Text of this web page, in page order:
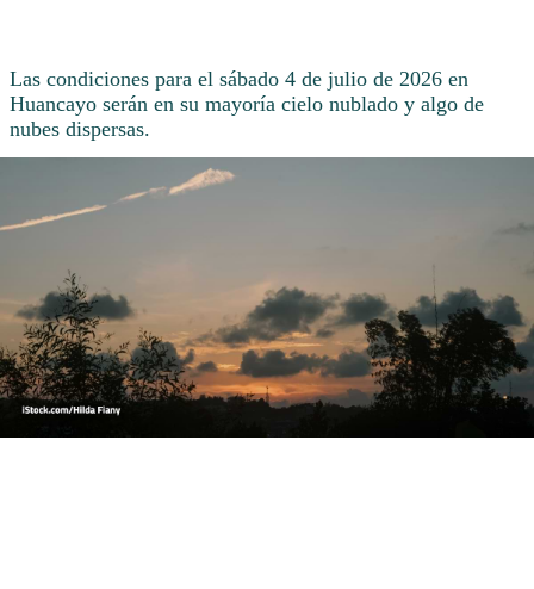
Las condiciones para el sábado 4 de julio de 2026 en
Huancayo serán en su mayoría cielo nublado y algo de
nubes dispersas.